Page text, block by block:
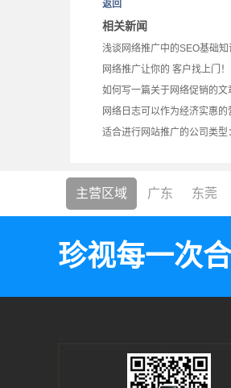
返回
相关新闻
浅谈网络推广中的SEO基础知
网络推广让你的 客户找上门！
如何写一篇关于网络促销的文
网络日志可以作为经济实惠的
适合进行网站推广的公司类
主营区域 广东 东莞
珍视每一次